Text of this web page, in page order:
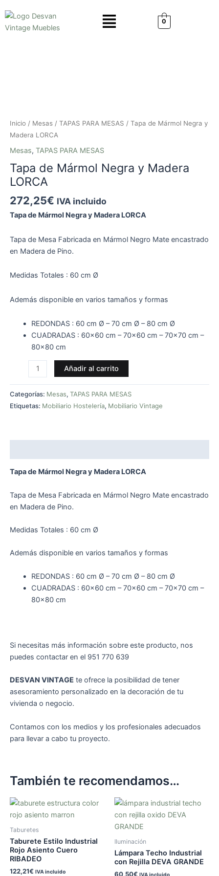
contenido
Menú
0
Inicio / Mesas / TAPAS PARA MESAS / Tapa de Mármol Negra y
Madera LORCA
Mesas, TAPAS PARA MESAS
Tapa de Mármol Negra y Madera
LORCA
272,25€ IVA incluido
Tapa de Mármol Negra y Madera LORCA
Tapa de Mesa Fabricada en Mármol Negro Mate encastrado
en Madera de Pino.
Medidas Totales : 60 cm Ø
Además disponible en varios tamaños y formas
REDONDAS : 60 cm Ø – 70 cm Ø – 80 cm Ø
CUADRADAS : 60×60 cm – 70×60 cm – 70×70 cm –
80×80 cm
LORCA
cantidad
Añadir al carrito
Categorías: Mesas, TAPAS PARA MESAS
Etiquetas: Mobiliario Hostelería, Mobiliario Vintage
Tapa de Mármol Negra y Madera LORCA
Tapa de Mesa Fabricada en Mármol Negro Mate encastrado
en Madera de Pino.
Medidas Totales : 60 cm Ø
Además disponible en varios tamaños y formas
REDONDAS : 60 cm Ø – 70 cm Ø – 80 cm Ø
CUADRADAS : 60×60 cm – 70×60 cm – 70×70 cm –
80×80 cm
Si necesitas más información sobre este producto, nos
puedes contactar en el 951 770 639
DESVAN VINTAGE te ofrece la posibilidad de tener
asesoramiento personalizado en la decoración de tu
vivienda o negocio.
Contamos con los medios y los profesionales adecuados
para llevar a cabo tu proyecto.
También te recomendamos…
Taburetes
Taburete Estilo Industrial
Rojo Asiento Cuero
RIBADEO
122,21€ IVA incluido
Iluminación
Lámpara Techo Industrial
con Rejilla DEVA GRANDE
60,50€ IVA incluido